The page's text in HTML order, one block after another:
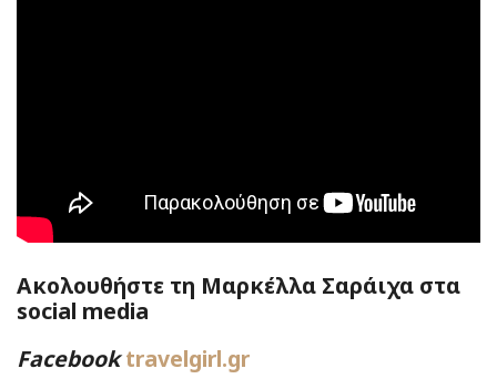
Ακολουθήστε τη Μαρκέλλα Σαράιχα στα
social media
Facebook travelgirl.gr